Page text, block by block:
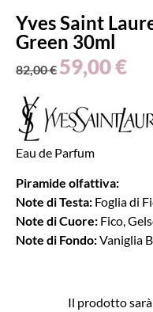
Yves Saint
Green 30ml
82,00€ 59,00€
Eau de Parfum
Piramide olfattiva:
Note di Testa: Foglia di
Note di Cuore: Fico,
Note di Fondo:Vaniglia
Il prodotto